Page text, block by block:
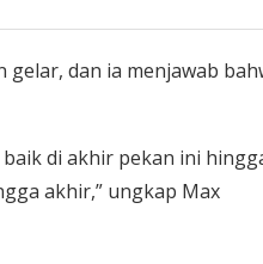
dan ia menjawab
di akhir pekan ini
akhir,” ungkap Max